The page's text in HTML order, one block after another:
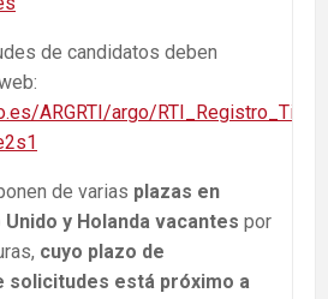
de candidatos deben
ARGRTI/argo/
de varias plazas en
y Holanda vacantes por
cuyo plazo de
solicitudes está próximo a